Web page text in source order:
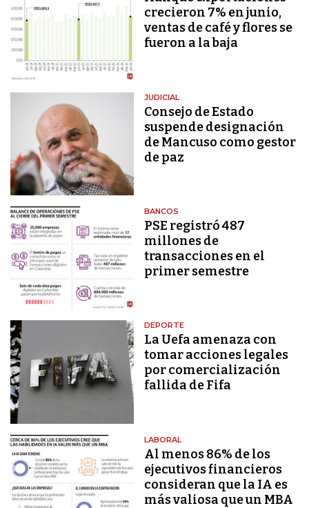
crecieron 7% en junio,
ventas de café y flores se
fueron a la baja
JUDICIAL
Consejo de Estado
suspende designación
de Mancuso como gestor
de paz
BANCOS
PSE registró 487
millones de
transacciones en el
primer semestre
DEPORTE
La Uefa amenaza con
tomar acciones legales
por comercialización
fallida de Fifa
LABORAL
Al menos 86% de los
ejecutivos financieros
consideran que la IA es
más valiosa que un MBA